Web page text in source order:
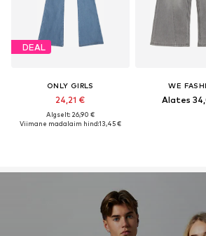
DEAL
ONLY GIRLS
24,21 €
Algselt: 26,90 €
Viimane madalaim hind:13,45 €
WE
Alates